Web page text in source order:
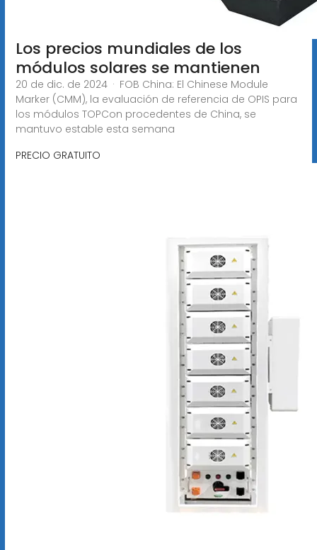
Los precios mundiales de los
módulos solares se mantienen
20 de dic. de 2024 · FOB China: El Chinese Module
Marker (CMM), la evaluación de referencia de OPIS para
los módulos TOPCon procedentes de China, se
mantuvo estable esta semana
PRECIO GRATUITO